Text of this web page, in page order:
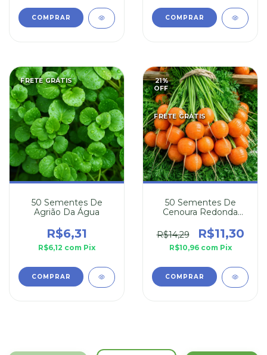
FRETE GRÁTIS
50 Sementes De
Agrião Da Água
R$6,31
R$6,12 com Pix
21%
OFF
FRETE GRÁTIS
50 Sementes De
Cenoura Redonda
R$14,29
R$11,30
R$10,96 com Pix